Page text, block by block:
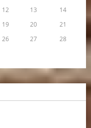
12 13
14
19 20
21
26 27
28